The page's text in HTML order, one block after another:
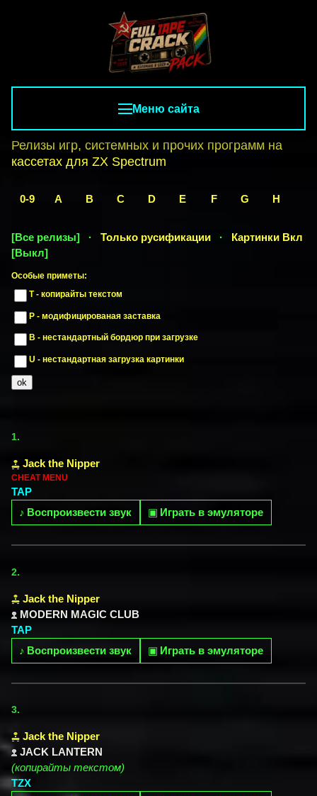
Меню сайта
Релизы игр, системных и прочих программ на
кассетах для ZX Spectrum
0-9 A B C D E F G H
[Все релизы] · Только русификации · Картинки Вкл
[Выкл]
Особые приметы:
T - копирайты текстом
P - модифицированая заставка
B - нестандартный бордюр при загрузке
U - нестандартная загрузка картинки
1.
Jack the Nipper
CHEAT MENU
TAP
♪ Воспроизвести звук ▣ Играть в эмуляторе
2.
Jack the Nipper
MODERN MAGIC CLUB
TAP
♪ Воспроизвести звук ▣ Играть в эмуляторе
3.
Jack the Nipper
JACK LANTERN
(копирайты текстом)
TZX